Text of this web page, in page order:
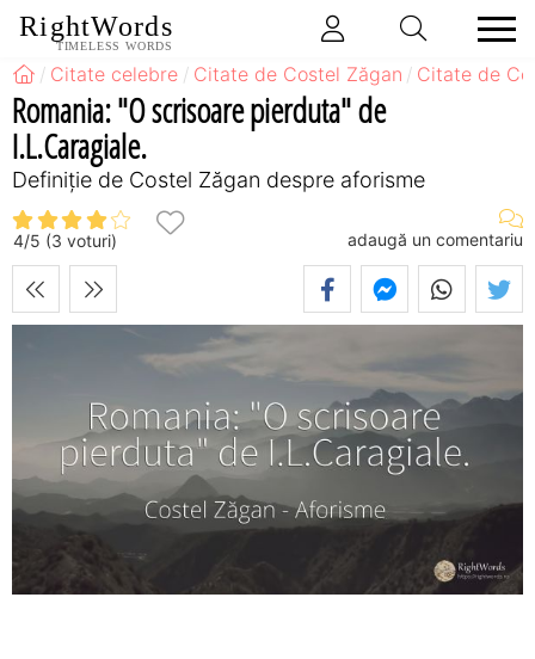
RightWords
TIMELESS WORDS
Citate celebre Citate de Costel Zăgan Citate de
Romania: "O scrisoare pierduta" de
I.L.Caragiale.
Definiţie de Costel Zăgan despre aforisme
4/5 (3 voturi) adaugă un comentariu